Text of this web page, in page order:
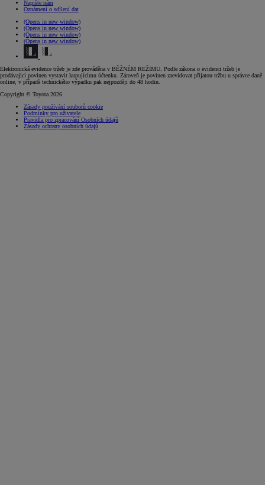
Napište nám
Oznámení o sdílení dat
(Opens in new window)
(Opens in new window)
(Opens in new window)
(Opens in new window)
Elektronická evidence tržeb je zde prováděna v BĚŽNÉM REŽIMU. Podle zákona o evidenci tržeb je
prodávající povinen vystavit kupujícímu účtenku. Zároveň je povinen zaevidovat přijatou tržbu u správce daně
online, v případě technického výpadku pak nejpozději do 48 hodin.
Copyright © Toyota 2026
Zásady používání souborů cookie
Podmínky pro uživatele
Pravidla pro zpracování Osobních údajů
Zásady ochrany osobních údajů